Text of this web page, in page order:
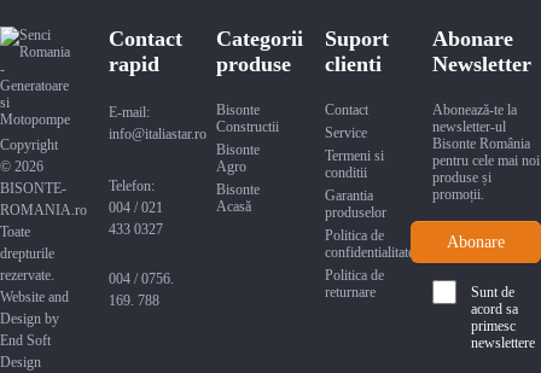
Copyright
© 2026
BISONTE-
ROMANIA.ro
Toate
drepturile
rezervate.
Website and
Design by
End Soft
Design
Contact
rapid
E-mail:
info@italiastar.ro
Telefon:
004 / 021
433 0327
004 / 0756.
169. 788
Categorii
produse
Bisonte
Constructii
Bisonte
Agro
Bisonte
Acasă
Suport
clienti
Contact
Service
Termeni si
conditii
Garantia
produselor
Politica de
confidentialitate
Politica de
returnare
Abonare
Newsletter
Abonează-te la
newsletter-ul
Bisonte România
pentru cele mai noi
produse și
promoții.
Sunt de
acord sa
primesc
newslettere